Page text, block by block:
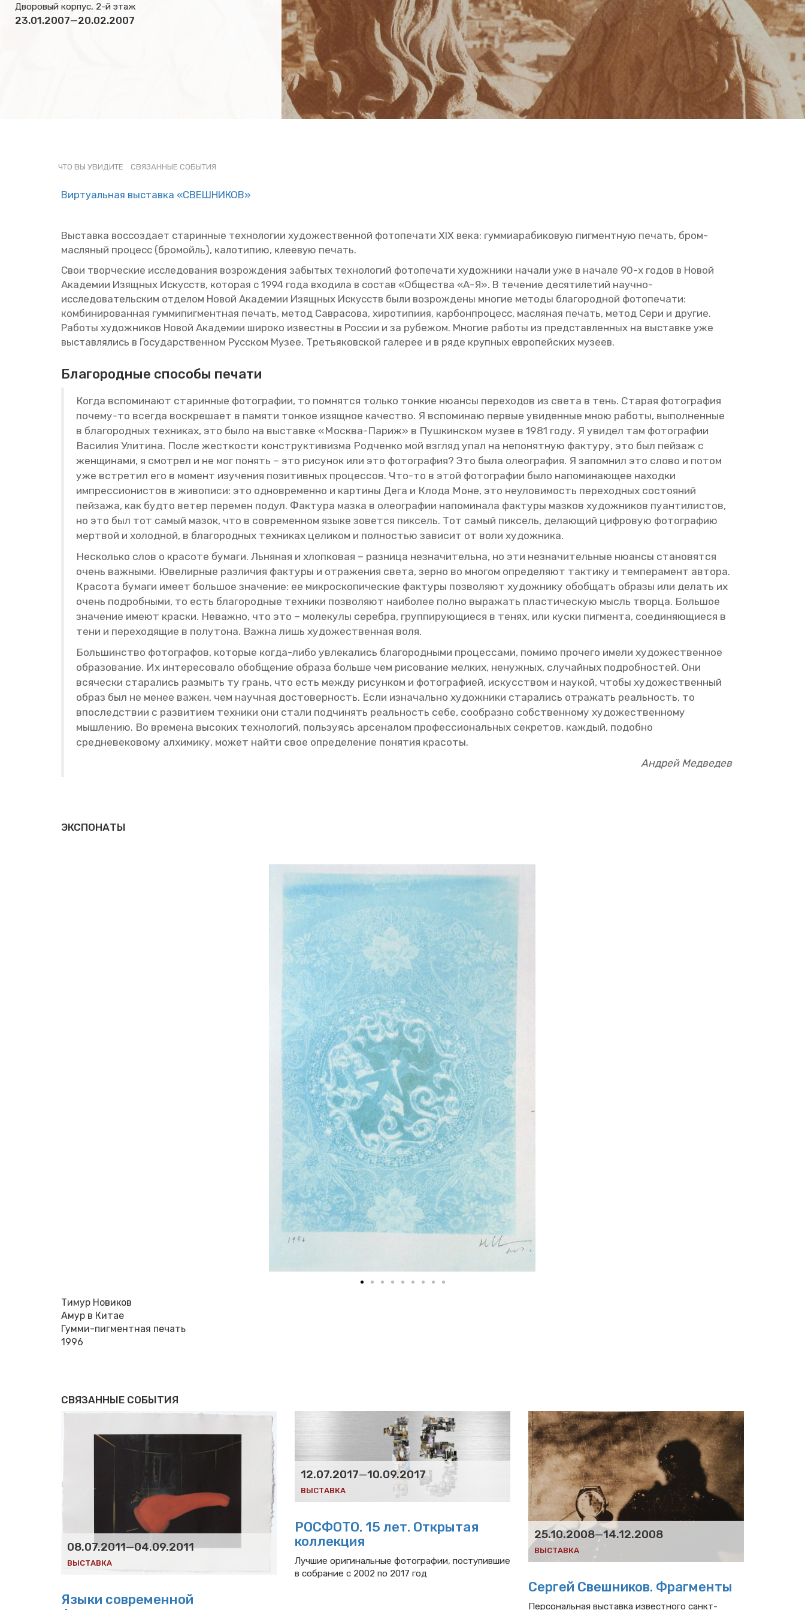
Дворовый корпус, 2-й этаж
23.01.2007—20.02.2007
ЧТО ВЫ УВИ­ДИ­ТЕ СВЯ­ЗАН­НЫЕ СО­БЫ­ТИЯ
Вир­ту­аль­ная вы­став­ка «СВЕШ­НИ­КОВ»
Вы­став­ка вос­со­зда­ет ста­рин­ные тех­но­ло­гии ху­до­же­ствен­ной фо­то­пе­ча­ти XIX века: гум­ми­а­ра­би­ко­вую пиг­мент­ную пе­чать, бром-
мас­ля­ный про­цесс (бро­мойль), ка­ло­ти­пию, кле­е­вую пе­чать.
Свои твор­че­ские ис­сле­до­ва­ния воз­рож­де­ния за­бы­тых тех­но­ло­гий фо­то­пе­ча­ти ху­дож­ни­ки на­ча­ли уже в на­ча­ле 90-х годов в Новой
Ака­де­мии Изящ­ных Ис­кусств, ко­то­рая c 1994 года вхо­ди­ла в со­став «Об­ще­ства «А-Я». В те­че­ние де­ся­ти­ле­тий на­уч­но-
ис­сле­до­ва­тель­ским от­де­лом Новой Ака­де­мии Изящ­ных Ис­кусств были воз­рож­де­ны мно­гие ме­то­ды бла­го­род­ной фо­то­пе­ча­ти:
ком­би­ни­ро­ван­ная гум­ми­пиг­мент­ная пе­чать, метод Сав­ра­со­ва, хи­ро­ти­пи­ия, кар­бон­про­цесс, мас­ля­ная пе­чать, метод Сери и дру­гие.
Ра­бо­ты ху­дож­ни­ков Новой Ака­де­мии ши­ро­ко из­вест­ны в Рос­сии и за ру­бе­жом. Мно­гие ра­бо­ты из пред­став­лен­ных на вы­став­ке уже
вы­став­ля­лись в Го­су­дар­ствен­ном Рус­ском Музее, Тре­тья­ков­ской га­ле­рее и в ряде круп­ных ев­ро­пей­ских му­зеев.
Бла­го­род­ные спо­со­бы пе­ча­ти
Когда вспо­ми­на­ют ста­рин­ные фо­то­гра­фии, то пом­нят­ся толь­ко тон­кие ню­ан­сы пе­ре­хо­дов из света в тень. Ста­рая фо­то­гра­фия
по­че­му-то все­гда вос­кре­ша­ет в па­мя­ти тон­кое изящ­ное ка­че­ство. Я вспо­ми­наю пер­вые уви­ден­ные мною ра­бо­ты, вы­пол­нен­ные
в бла­го­род­ных тех­ни­ках, это было на вы­став­ке «Москва-Париж» в Пуш­кин­ском музее в 1981 году. Я уви­дел там фо­то­гра­фии
Ва­си­лия Ули­ти­на. После жест­ко­сти кон­струк­ти­виз­ма Род­чен­ко мой взгляд упал на непо­нят­ную фак­ту­ру, это был пей­заж с
жен­щи­на­ми, я смот­рел и не мог по­нять – это ри­су­нок или это фо­то­гра­фия? Это была олео­гра­фия. Я за­пом­нил это слово и потом
уже встре­тил его в мо­мент изу­че­ния по­зи­тив­ных про­цес­сов. Что-то в этой фо­то­гра­фии было на­по­ми­на­ю­щее на­ход­ки
им­прес­си­о­ни­стов в жи­во­пи­си: это од­но­вре­мен­но и кар­ти­ны Дега и Клода Моне, это неуло­ви­мость пе­ре­ход­ных со­сто­я­ний
пей­за­жа, как будто ветер пе­ре­мен подул. Фак­ту­ра мазка в олео­гра­фии на­по­ми­на­ла фак­ту­ры маз­ков ху­дож­ни­ков пу­ан­ти­ли­стов,
но это был тот самый мазок, что в со­вре­мен­ном языке зо­вет­ся пик­сель. Тот самый пик­сель, де­ла­ю­щий циф­ро­вую фо­то­гра­фию
мерт­вой и хо­лод­ной, в бла­го­род­ных тех­ни­ках це­ли­ком и пол­но­стью за­ви­сит от воли ху­дож­ни­ка.
Несколь­ко слов о кра­со­те бу­ма­ги. Льня­ная и хлоп­ко­вая – раз­ни­ца незна­чи­тель­на, но эти незна­чи­тель­ные ню­ан­сы ста­но­вят­ся
очень важ­ны­ми. Юве­лир­ные раз­ли­чия фак­ту­ры и от­ра­же­ния света, зерно во мно­гом опре­де­ля­ют так­ти­ку и тем­пе­ра­мент ав­то­ра.
Кра­со­та бу­ма­ги имеет боль­шое зна­че­ние: ее мик­ро­ско­пи­че­ские фак­ту­ры поз­во­ля­ют ху­дож­ни­ку обоб­щать об­ра­зы или де­лать их
очень по­дроб­ны­ми, то есть бла­го­род­ные тех­ни­ки поз­во­ля­ют наи­бо­лее полно вы­ра­жать пла­сти­че­скую мысль твор­ца. Боль­шое
зна­че­ние имеют крас­ки. Неваж­но, что это – мо­ле­ку­лы се­реб­ра, груп­пи­ру­ю­щи­е­ся в тенях, или куски пиг­мен­та, со­еди­ня­ю­щи­е­ся в
тени и пе­ре­хо­дя­щие в по­лу­то­на. Важна лишь ху­до­же­ствен­ная воля.
Боль­шин­ство фо­то­гра­фов, ко­то­рые когда-либо увле­ка­лись бла­го­род­ны­ми про­цес­са­ми, по­ми­мо про­че­го имели ху­до­же­ствен­ное
об­ра­зо­ва­ние. Их ин­те­ре­со­ва­ло обоб­ще­ние об­ра­за боль­ше чем ри­со­ва­ние мел­ких, ненуж­ных, слу­чай­ных по­дроб­но­стей. Они
вся­че­ски ста­ра­лись раз­мыть ту грань, что есть между ри­сун­ком и фо­то­гра­фи­ей, ис­кус­ством и на­у­кой, чтобы ху­до­же­ствен­ный
образ был не менее важен, чем на­уч­ная до­сто­вер­ность. Если из­на­чаль­но ху­дож­ни­ки ста­ра­лись от­ра­жать ре­аль­ность, то
впо­след­ствии с раз­ви­ти­ем тех­ни­ки они стали под­чи­нять ре­аль­ность себе, со­об­раз­но соб­ствен­но­му ху­до­же­ствен­но­му
мыш­ле­нию. Во вре­ме­на вы­со­ких тех­но­ло­гий, поль­зу­ясь ар­се­на­лом про­фес­си­о­наль­ных сек­ре­тов, каж­дый, по­доб­но
сред­не­ве­ко­во­му ал­хи­ми­ку, может найти свое опре­де­ле­ние по­ня­тия кра­со­ты.
Ан­дрей Мед­ве­дев
ЭКСПОНАТЫ
Тимур Новиков
Амур в Китае
Гумми-пигментная печать
1996
СВЯЗАННЫЕ СОБЫТИЯ
08.07.2011—04.09.2011
ВЫСТАВКА
Языки современной
12.07.2017—10.09.2017
ВЫСТАВКА
РОСФОТО. 15 лет. Открытая
коллекция
Лучшие оригинальные фотографии, поступившие
в собрание с 2002 по 2017 год
25.10.2008—14.12.2008
ВЫСТАВКА
Сергей Свешников. Фрагменты
Персональная выставка известного санкт-